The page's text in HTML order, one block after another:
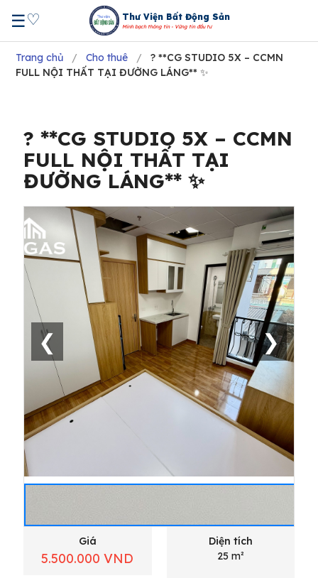
☰♡ Thư Viện Bất Động Sản
Minh bạch thông tin - Vững tin đầu tư
Trang chủ / Cho thuê /
? **CG STUDIO 5X – CCMN
FULL NỘI THẤT TẠI ĐƯỜNG LÁNG** ✨
? **CG STUDIO 5X – CCMN
FULL NỘI THẤT TẠI
ĐƯỜNG LÁNG** ✨
❮ ❯
Giá
5.500.000 VND
Diện tích
25 m²